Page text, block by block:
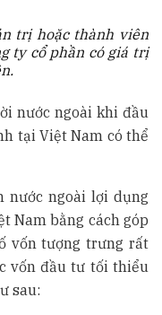
trị hoặc thành viên
ty cổ phần có giá trị
nước ngoài khi đầu
tại Việt Nam có thể
nước ngoài lợi dụng
Nam bằng cách góp
vốn tượng trưng rất
vốn đầu tư tối thiểu
sau: